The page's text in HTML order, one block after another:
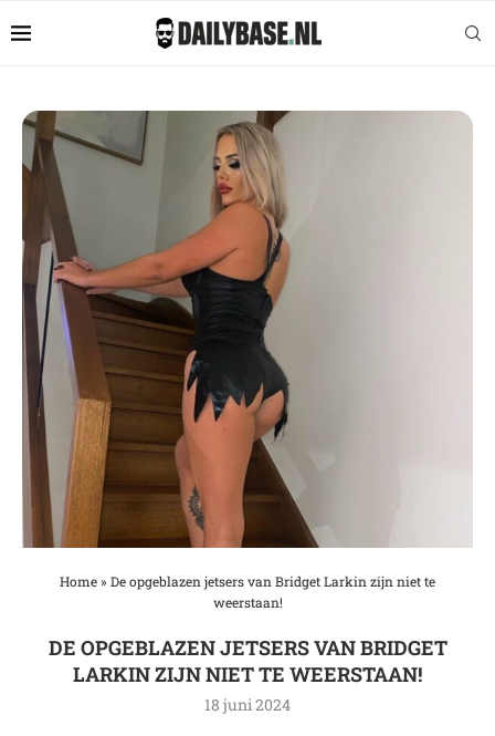
Home» De opgeblazen jetsers van Bridget Larkin zijn niet te
weerstaan!
DE OPGEBLAZEN JETSERS VAN BRIDGET
LARKIN ZIJN NIET TE WEERSTAAN!
18 juni 2024